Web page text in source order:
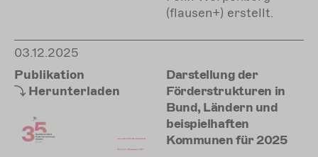
(flausen+) erstellt.
03.12.2025
Publikation
Herunterladen
Darstellung der
Förderstrukturen in
Bund, Ländern und
beispielhaften
Kommunen für 2025